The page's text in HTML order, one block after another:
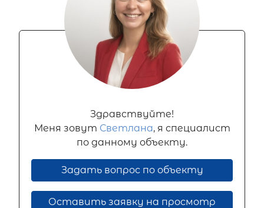
Здравствуйте!
Меня зовут Светлана, я специалист
по данному объекту.
Задать вопрос по объекту
Оставить заявку на просмотр